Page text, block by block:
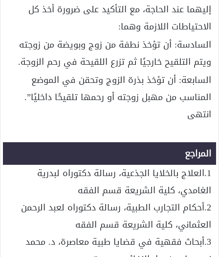
إليهما عند الحاجة، مع التأكيد على ضرورة أخذ كل
الاحتياطات اللازمة وهما:
السادسة: أن تؤخذ نطفة من زوج وبويضة من زوجته
ويتم التلقيح خارجيًا ثم تزرع اللقيحة في رحم الزوجة.
السابعة: أن تؤخذ بذرة الزوج وتحقن في الموضع
المناسب من مهبل زوجته أو رحمها تلقيحًا داخليًا”.
انتهى
المراجع
1.العلاج بالخلايا الجذعية، رسالة دكتوراه لبدرية
الغامدي، كلية الشريعة قسم الفقه
2.أحكام التجارب الطبية، رسالة دكتوراه لعبد الرحمن
العثماني، كلية الشريعة قسم الفقه
3.أبحاث فقهية في قضايا طبية معاصرة، د. محمد